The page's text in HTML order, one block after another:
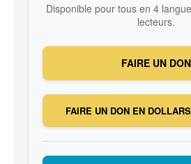
Disponible pour tous en 4
lecteurs.
FAIRE UN DON
FAIRE UN DON EN